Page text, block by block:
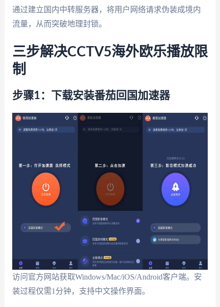
通过建立国内中转服务器，将用户网络请求伪装成境内
流量，从而突破地理封锁。
三步解决CCTV5海外欧乐播放限
制
步骤1：下载安装番茄回国加速器
访问官方网站获取Windows/Mac/iOS/Android客户端。安
装过程仅需1分钟，支持中文操作界面。